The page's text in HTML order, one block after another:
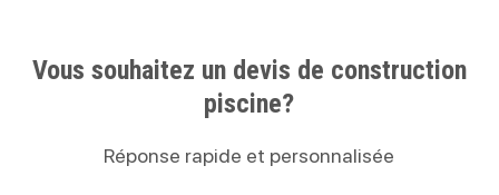
Vous souhaitez un devis de construction
piscine?
Réponse rapide et personnalisée